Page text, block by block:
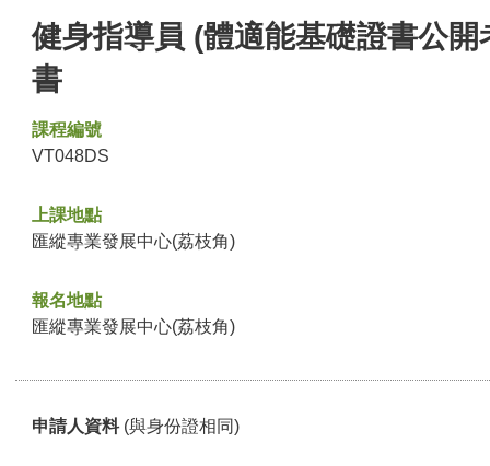
健身指導員 (體適能基礎證書公開
書
課程編號
VT048DS
上課地點
匯縱專業發展中心(荔枝角)
報名地點
匯縱專業發展中心(荔枝角)
申請人資料 (與身份證相同)